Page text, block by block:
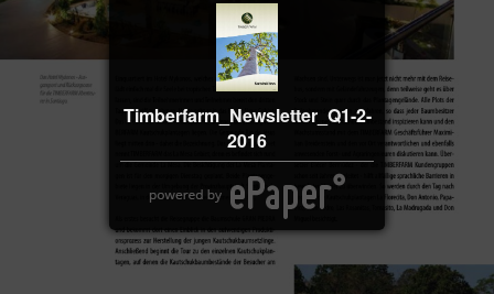
Timberfarm_Newsletter_Q1-2-
2016